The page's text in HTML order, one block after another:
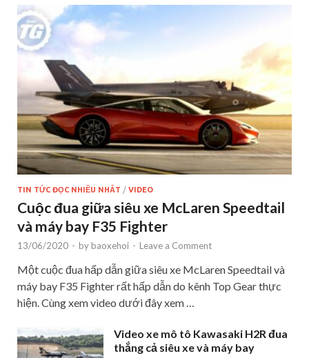
TIN TỨC ĐỌC NHIỀU NHẤT / VIDEO
Cuộc đua giữa siêu xe McLaren Speedtail
và máy bay F35 Fighter
13/06/2020 - by baoxehoi - Leave a Comment
Một cuộc đua hấp dẫn giữa siêu xe McLaren Speedtail và
máy bay F35 Fighter rất hấp dẫn do kênh Top Gear thực
hiện. Cùng xem video dưới đây xem …
Video xe mô tô Kawasaki H2R đua
thắng cả siêu xe và máy bay